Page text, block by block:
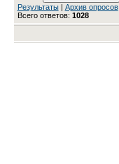
Результаты| Архив опросов
Всего ответов: 1028